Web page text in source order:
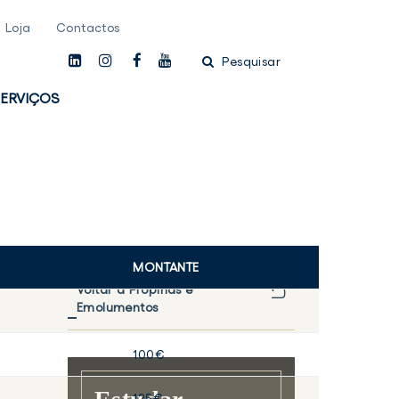
Loja Contactos
linkedininstagamfacebook
youtubePesquisar
MONTANTE
100€
Voltar a Propinas e
Emolumentos